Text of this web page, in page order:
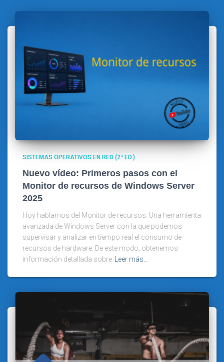
SISTEMAS OPERATIVOS EN RED (2ª ED.)
Nuevo vídeo: Primeros pasos con el
Monitor de recursos de Windows Server
2025
Hoy hablamos del Monitor de recursos. Una herramienta
avanzada de Windows Server con la que podemos
supervisar y analizar en tiempo real el consumo de
recursos de hardware. De este modo, obtenemos
información detallada sobre
Leer más…